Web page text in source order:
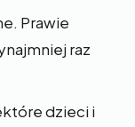
Prawie
raz
dzieci i